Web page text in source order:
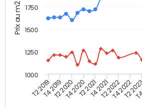
Prix au m2
T2 2019T4 2019T2 2020T4 2020T2 2021T4 2021T2 2022T4 2022
T2
1000
1250
1500
1750